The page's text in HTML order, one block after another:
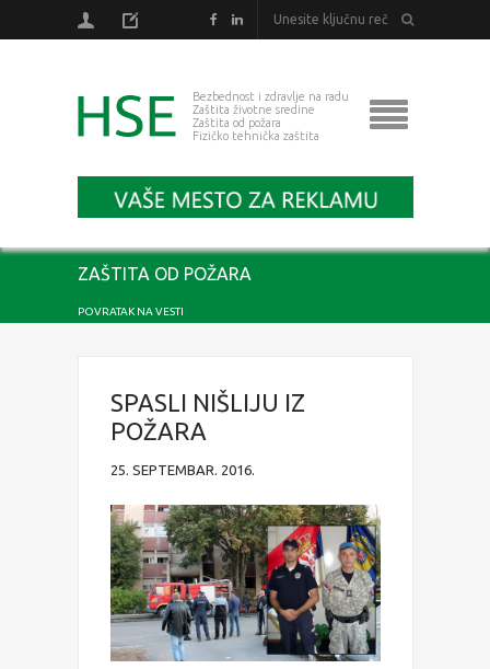
Bezbednost i zdravlje na radu
Zaštita životne sredine
Zaštita od požara
Fizičko tehnička zaštita
ZAŠTITA OD POŽARA
POVRATAK NA VESTI
SPASLI NIŠLIJU IZ
POŽARA
25. SEPTEMBAR. 2016.